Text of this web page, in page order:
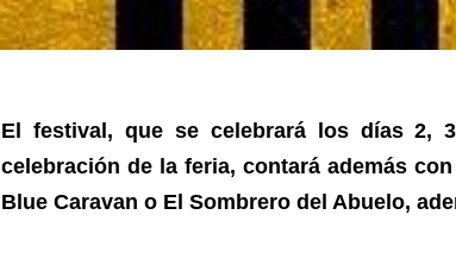
El festival, que se celebrará los días 2,
celebración de la feria, contará además
Blue Caravan o El Sombrero del Abuelo,